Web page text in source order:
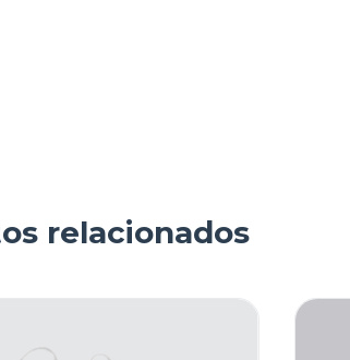
relacionados